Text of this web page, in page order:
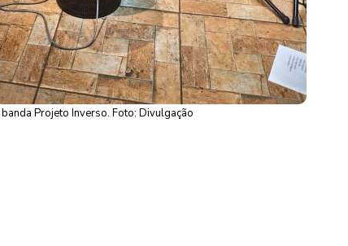
Projeto Inverso. Foto: Divulgação